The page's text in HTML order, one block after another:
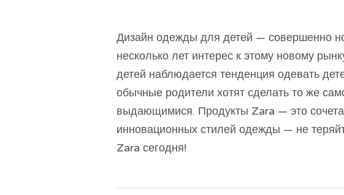
Дизайн одежды для детей — совершенно
несколько лет интерес к этому новому
детей наблюдается тенденция одевать
обычные родители хотят сделать то же
выдающимися. Продукты Zara — это
инновационных стилей одежды — не
Zara сегодня!